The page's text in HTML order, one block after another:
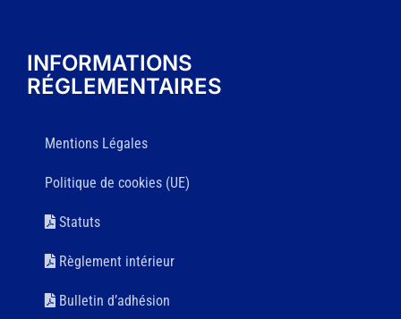
INFORMATIONS
RÉGLEMENTAIRES
Mentions Légales
Politique de cookies (UE)
Statuts
Règlement intérieur
Bulletin d’adhésion